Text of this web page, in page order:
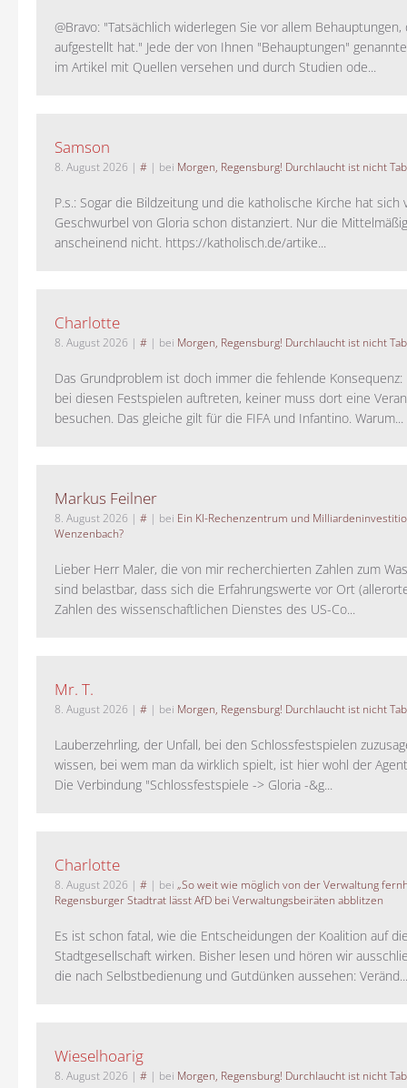
@Bravo: "Tatsächlich widerlegen Sie vor allem
aufgestellt hat." Jede der von Ihnen "Behauptungen"
im Artikel mit Quellen versehen und durch Studien ode...
Samson
8. August 2026 | # | bei Morgen, Regensburg! Durchlaucht ist nicht
P.s.: Sogar die Bildzeitung und die katholische Kirche hat sich
Geschwurbel von Gloria schon distanziert. Nur die
anscheinend nicht. https://katholisch.de/artike...
Charlotte
8. August 2026 | # | bei Morgen, Regensburg! Durchlaucht ist nicht
Das Grundproblem ist doch immer die fehlende
bei diesen Festspielen auftreten, keiner muss dort eine
besuchen. Das gleiche gilt für die FIFA und Infantino. Warum...
Markus Feilner
8. August 2026 | # | bei Ein KI-Rechenzentrum und
Wenzenbach?
Lieber Herr Maler, die von mir recherchierten Zahlen zum
sind belastbar, dass sich die Erfahrungswerte vor Ort
Zahlen des wissenschaftlichen Dienstes des US-Co...
Mr. T.
8. August 2026 | # | bei Morgen, Regensburg! Durchlaucht ist nicht
Lauberzehrling, der Unfall, bei den Schlossfestspielen
wissen, bei wem man da wirklich spielt, ist hier wohl der
Die Verbindung "Schlossfestspiele -> Gloria -&g...
Charlotte
8. August 2026 | # | bei „So weit wie möglich von der Verwaltung
Regensburger Stadtrat lässt AfD bei Verwaltungsbeiräten abblitzen
Es ist schon fatal, wie die Entscheidungen der Koalition auf
Stadtgesellschaft wirken. Bisher lesen und hören wir
die nach Selbstbedienung und Gutdünken aussehen: Veränd...
Wieselhoarig
8. August 2026 | # | bei Morgen, Regensburg! Durchlaucht ist nicht